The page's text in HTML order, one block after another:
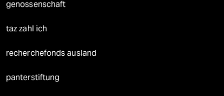
genossenschaft
taz zahl ich
recherchefonds ausland
panterstiftung